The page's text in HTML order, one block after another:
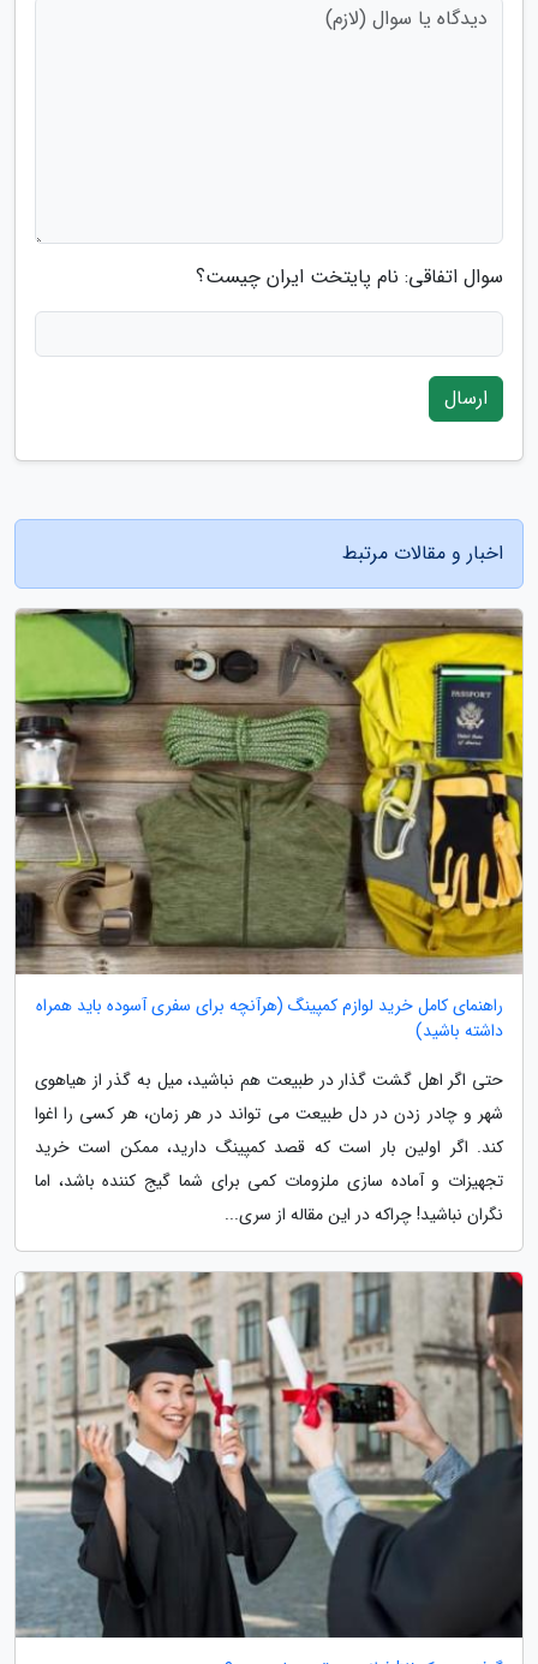
سوال اتفاقی: نام پایتخت ایران چیست؟
ارسال
اخبار و مقالات مرتبط
راهنمای کامل خرید لوازم کمپینگ (هرآنچه برای سفری آسوده باید همراه
داشته باشید)
حتی اگر اهل گشت گذار در طبیعت هم نباشید، میل به گذر از هیاهوی
شهر و چادر زدن در دل طبیعت می تواند در هر زمان، هر کسی را اغوا
کند. اگر اولین بار است که قصد کمپینگ دارید، ممکن است خرید
تجهیزات و آماده سازی ملزومات کمی برای شما گیج کننده باشد، اما
نگران نباشید! چراکه در این مقاله از سری...